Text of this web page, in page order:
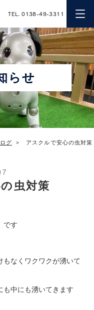
近藤商会
TEL. 0138-49-3311
らせ
グ アスクルで安心の虫対策
虫対策
す
もなくワクワクが湧いて
も中にも湧いてきます